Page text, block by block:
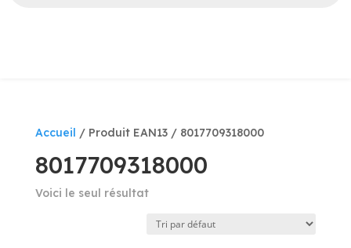
Accueil / Produit EAN13 / 8017709318000
8017709318000
Voici le seul résultat